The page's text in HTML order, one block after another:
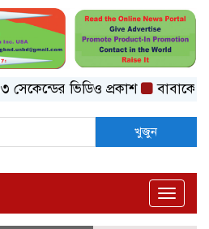
ভিডিও প্রকাশ বাবাকে শেষ
খুজুন
Toggle